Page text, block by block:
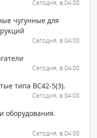
Сегодня, в 04:08
чугунные для
Сегодня, в 04:08
Сегодня, в 04:08
типа ВС42-5(3).
Сегодня, в 04:08
оборудования.
Сегодня, в 04:08